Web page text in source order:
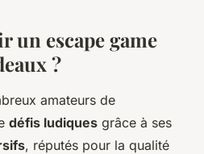
un escape game
?
amateurs de
défis ludiques grâce à ses
, réputés pour la qualité